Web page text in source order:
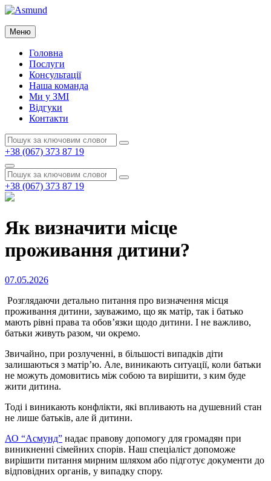
Перейти
вмісту
Asmund
Asmund
Меню
Головна
Послуги
Консультації
Наша команда
Ми у ЗМІ
Відгуки
Контакти
Пошук:
Пошук
+38 (067) 373 87 19
Пошук
Пошук:
Пошук
+38 (067) 373 87 19
Як визначити місце
проживання дитини?
Опубліковано
07.05.2026
Розглядаючи детально питання про визначення місця
проживання дитини, зауважимо, що як матір, так і батько
мають рівні права та обов’язки щодо дитини. І не важливо,
батьки живуть разом, чи окремо.
Звичайно, при розлученні, в більшості випадків діти
залишаються з матір’ю. Але, виникають ситуації, коли батьки
не можуть домовитись між собою та вирішити, з ким буде
жити дитина.
Тоді і виникають конфлікти, які впливають на душевний стан
не лише батьків, але й дитини.
АО “Асмунд” надає правову допомогу для громадян при
виникненні сімейних спорів. Наш спеціаліст допоможе
вирішити питання мирним шляхом або підготує документи до
відповідних органів, у випадку спору.